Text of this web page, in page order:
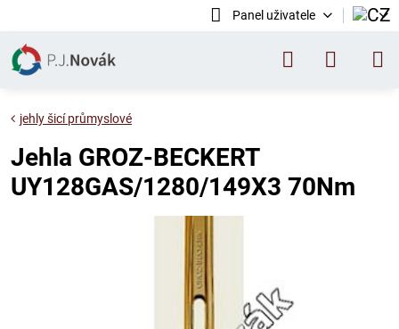
Panel uživatele
jehly šicí průmyslové
Jehla GROZ-BECKERT
UY128GAS/1280/149X3 70Nm